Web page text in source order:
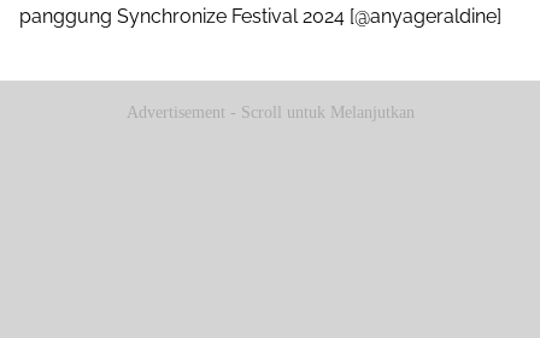
panggung Synchronize Festival 2024 [@anyageraldine]
Advertisement - Scroll untuk Melanjutkan